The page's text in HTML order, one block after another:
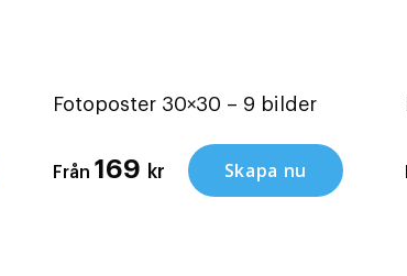
Fotoposter 30×30 – 9 bilder
Från 169 kr Skapa nu